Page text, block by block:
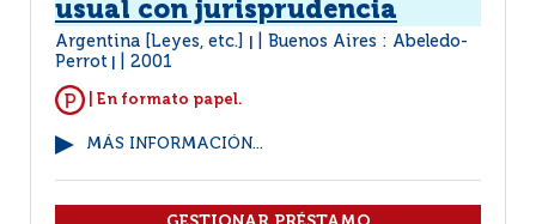
usual con jurisprudencia
Argentina [Leyes, etc.]
Buenos Aires : Abeledo-
Perrot
2001
| En formato papel.
MÁS INFORMACIÓN...